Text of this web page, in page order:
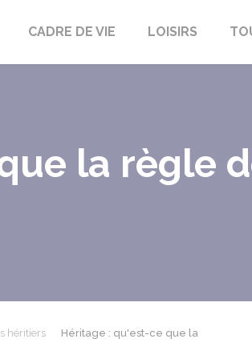
CADRE DE VIE LOISIRS
la règle
héritiers
Héritage : qu'est-ce que la